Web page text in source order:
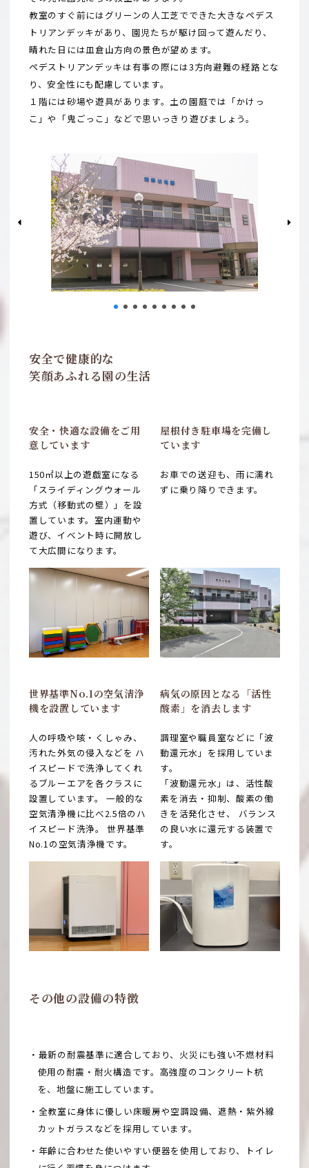
教室のすぐ前にはグリーンの人工芝でできた大きなペデス
トリアンデッキがあり、園児たちが駆け回って遊んだり、
晴れた日には皿倉山方向の景色が望めます。
ペデストリアンデッキは有事の際には3方向避難の経路とな
り、安全性にも配慮しています。
１階には砂場や遊具があります。土の園庭では「かけっ
こ」や「鬼ごっこ」などで思いっきり遊びましょう。
安全で健康的な
笑顔あふれる園の生活
安全・快適な設備をご用
意しています
屋根付き駐車場を完備し
ています
150㎡以上の遊戯室になる
「スライディングウォール
方式（移動式の壁）」を設
置しています。室内運動や
遊び、イベント時に開放し
て大広間になります。
お車での送迎も、雨に濡れ
ずに乗り降りできます。
世界基準No.1の空気清浄
機を設置しています
病気の原因となる「活性
酸素」を消去します
人の呼吸や咳・くしゃみ、
汚れた外気の侵入などを ハ
イスピードで洗浄してくれ
るブルーエアを各クラスに
設置しています。 一般的な
空気清浄機に比べ2.5倍のハ
イスピード洗浄。 世界基準
No.1の空気清浄機です。
調理室や職員室などに「波
動還元水」を採用していま
す。
「波動還元水」は、活性酸
素を消去・抑制、酸素の働
きを活発化させ、 バランス
の良い水に還元する装置で
す。
その他の設備の特徴
・最新の耐震基準に適合しており、火災にも強い不燃材料
使用の耐震・耐火構造です。 高強度のコンクリート杭
を、地盤に施工しています。
・全教室に身体に優しい床暖房や空調設備、遮熱・紫外線
カットガラスなどを採用しています。
・年齢に合わせた使いやすい便器を使用しており、トイレ